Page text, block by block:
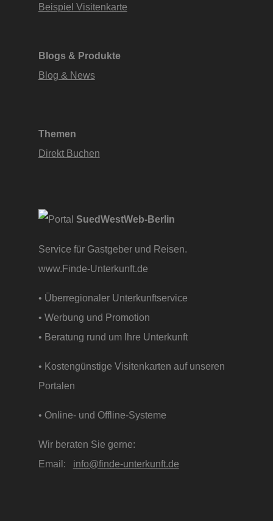
Beispiel Visitenkarte
Blogs & Produkte
Blog & News
Themen
Direkt Buchen
SuedWestWeb-Berlin
Service für Gastgeber und Reisen.
www.Finde-Unterkunft.de
• Überregionaler Unterkunftservice
• Werbung und Promotion
• Beratung rund um Ihre Unterkunft
• Kostengünstige Visitenkarten auf unseren
Portalen
• Online- und Offline-Systeme
Wir beraten Sie gerne:
Email: info@finde-unterkunft.de